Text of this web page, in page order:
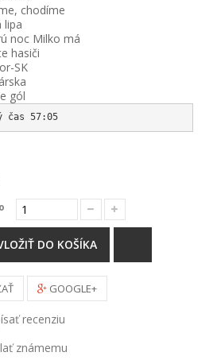
chodíme
lipa
noc Milko má
hasiči
SK
gól
čas 57:05
DO KOŠÍKA
GOOGLE+
recenziu
známemu